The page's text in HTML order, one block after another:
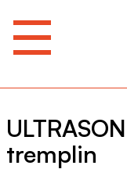
tremplin